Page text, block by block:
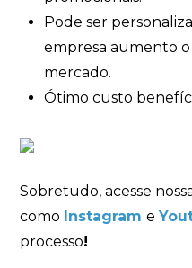
Pode ser
empresa aumento
mercado.
Ótimo custo
Sobretudo, acesse
como Instagram e
processo!